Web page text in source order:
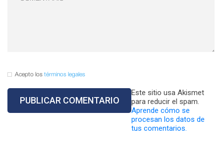
Acepto los términos legales
Este sitio usa Akismet
para reducir el spam.
Aprende cómo se
procesan los datos de
tus comentarios.